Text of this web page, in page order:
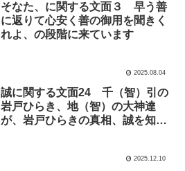
そなた、に関する文面３ 早う善
に返りて心安く善の御用を聞きく
れよ、の段階に来ています
2025.08.04
誠に関する文面24 千（智）引の
岩戸ひらき、地（智）の大神達
が、岩戸ひらきの真相、誠を知る
2025.12.10